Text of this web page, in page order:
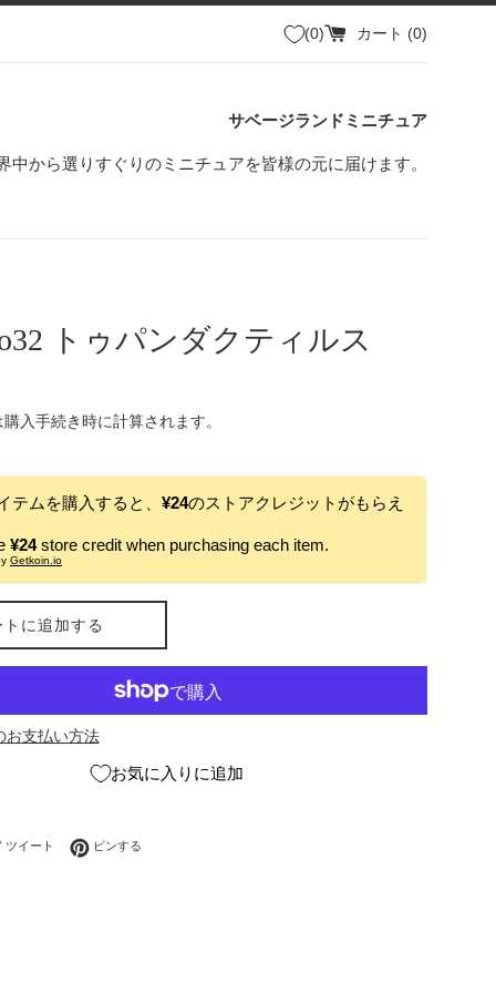
0 カート (0)
サベージランドミニチュア
中から選りすぐりのミニチュアを皆様の元に届けます。
トゥパンダクティルス
購入手続き時に計算されます。
テムを購入すると、 ¥24のストアクレジットがもらえ
¥24store credit when purchasing each item.
Getkoin.io
に追加する
お支払い方法
お気に入りに追加
でシェアする
ツイート Twitterに投稿する
ピンする